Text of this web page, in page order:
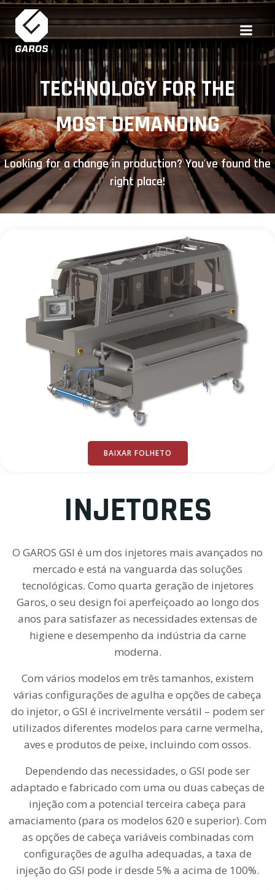
Skip
to
content
TECHNOLOGY FOR THE
MOST DEMANDING
Looking for a change in production? You've found the
right place!
BAIXAR FOLHETO
INJETORES
O GAROS GSI é um dos injetores mais avançados no
mercado e está na vanguarda das soluções
tecnológicas. Como quarta geração de injetores
Garos, o seu design foi aperfeiçoado ao longo dos
anos para satisfazer as necessidades extensas de
higiene e desempenho da indústria da carne
moderna.
Com vários modelos em três tamanhos, existem
várias configurações de agulha e opções de cabeça
do injetor, o GSI é incrivelmente versátil – podem ser
utilizados diferentes modelos para carne vermelha,
aves e produtos de peixe, incluindo com ossos.
Dependendo das necessidades, o GSI pode ser
adaptado e fabricado com uma ou duas cabeças de
injeção com a potencial terceira cabeça para
amaciamento (para os modelos 620 e superior). Com
as opções de cabeça variáveis combinadas com
configurações de agulha adequadas, a taxa de
injeção do GSI pode ir desde 5% a acima de 100%.